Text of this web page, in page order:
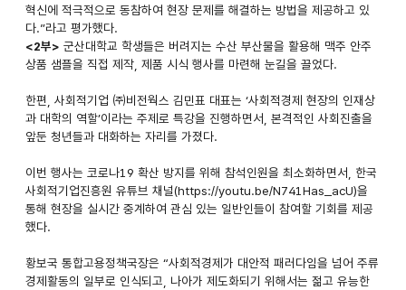
혁신에 적극적으로 동참하여 현장 문제를 해결하는 방법을 제공하고 있
다.”라고 평가했다.
<2부> 군산대학교 학생들은 버려지는 수산 부산물을 활용해 맥주 안주
상품 샘플을 직접 제작, 제품 시식 행사를 마련해 눈길을 끌었다.
한편, 사회적기업 ㈜비전웍스 김민표 대표는 ‘사회적경제 현장의 인재상
과 대학의 역할’이라는 주제로 특강을 진행하면서, 본격적인 사회진출을
앞둔 청년들과 대화하는 자리를 가졌다.
이번 행사는 코로나19 확산 방지를 위해 참석인원을 최소화하면서, 한국
사회적기업진흥원 유튜브 채널(https://youtu.be/N741Has_acU)을
통해 현장을 실시간 중계하여 관심 있는 일반인들이 참여할 기회를 제공
했다.
황보국 통합고용정책국장은 “사회적경제가 대안적 패러다임을 넘어 주류
경제활동의 일부로 인식되고, 나아가 제도화되기 위해서는 젊고 유능한